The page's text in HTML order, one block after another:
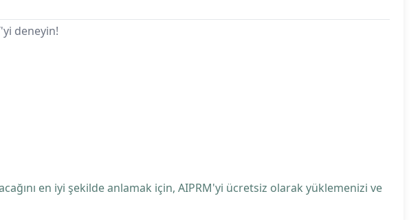
deneyin!
en iyi şekilde anlamak için, AIPRM'yi ücretsiz olarak yüklemenizi ve